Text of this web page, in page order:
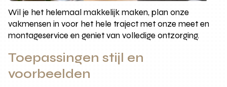
Wil je het helemaal makkelijk maken, plan onze
vakmensen in voor het hele traject met onze meet en
montageservice en geniet van volledige ontzorging.
Toepassingen stijl en
voorbeelden